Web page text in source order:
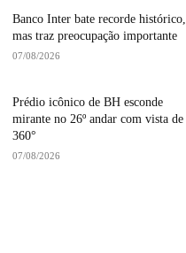
Banco Inter bate recorde histórico,
mas traz preocupação importante
07/08/2026
Prédio icônico de BH esconde
mirante no 26º andar com vista de
360°
07/08/2026